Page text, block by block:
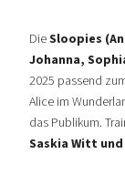
DieSloopies
Johanna,
2025 passend
Alice im
das Publikum.
Saskia Witt